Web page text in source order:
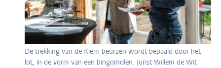
De trekking van de Kiem-beurzen wordt bepaald door het
lot, in de vorm van een bingomolen. Jurist Willem de Wit